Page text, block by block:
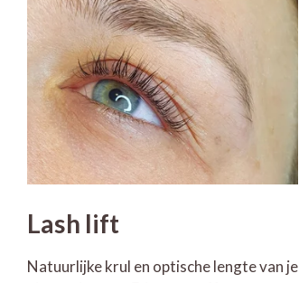
Lash lift
Natuurlijke krul en optische lengte van je